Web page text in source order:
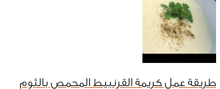
طريقة عمل كريمة القرنبيط المحمص بالثوم